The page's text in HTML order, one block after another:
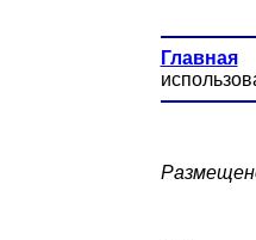
Главная